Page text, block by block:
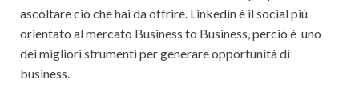
ascoltare ciò che hai da offrire. Linkedin è il social più
orientato al mercato Business to Business, perciò è uno
dei migliori strumenti per generare opportunità di
business.